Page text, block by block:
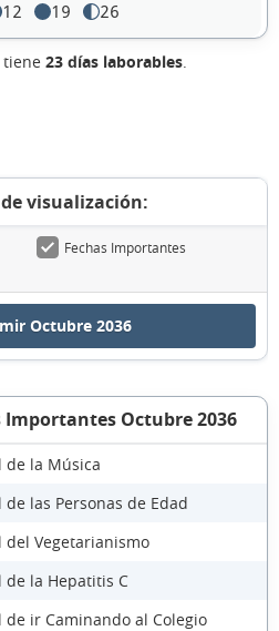
12 19 26
tiene 23 días laborables.
visualización:
Fechas Importantes
Octubre 2036
Importantes Octubre 2036
de la Música
las Personas de Edad
Vegetarianismo
la Hepatitis C
ir Caminando al Colegio